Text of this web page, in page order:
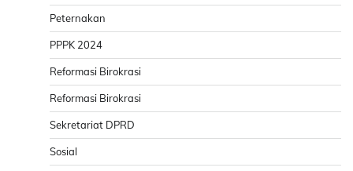
Peternakan
PPPK 2024
Reformasi Birokrasi
Reformasi Birokrasi
Sekretariat DPRD
Sosial